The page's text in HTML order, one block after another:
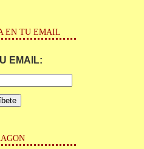
EN TU EMAIL
EMAIL: